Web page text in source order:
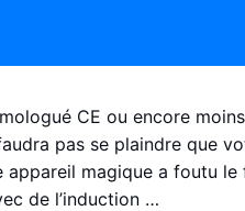
CE ou encore
pas se plaindre que
magique a foutu le
de l’induction …